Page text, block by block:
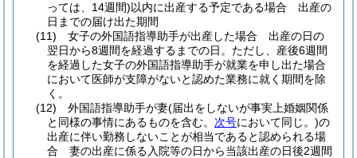
っては、14週間)以内に出産する予定である場合 出産の
日までの届け出た期間
(11)
女子の外国語指導助手が出産した場合 出産の日の
翌日から8週間を経過するまでの日。 ただし、産後6週間
を経過した女子の外国語指導助手が就業を申し出た場合
において医師が支障がないと認めた業務に就く期間を除
く。
(12)
外国語指導助手が妻(届出をしないが事実上婚姻関係
と同様の事情にあるものを含む。 次号において同じ。)の
出産に伴い勤務しないことが相当であると認められる場
合 妻の出産に係る入院等の日から当該出産の日後2週間